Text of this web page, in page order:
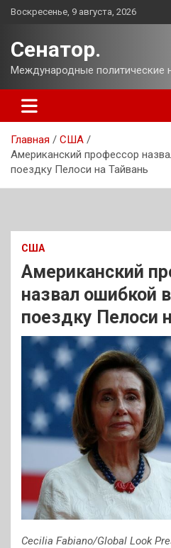
Перейти
Воскресенье, 9 августа, 2026
Сенатор.
Международные политические
Главная
США
Американский профессор
поездку Пелоси на Тайвань
США
Американский
назвал ошибкой
поездку Пелоси
Cecilia Fabiano/Global Look